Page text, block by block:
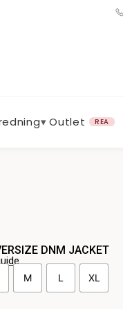
▾ Outlet REA
DNM JACKET
M L XL